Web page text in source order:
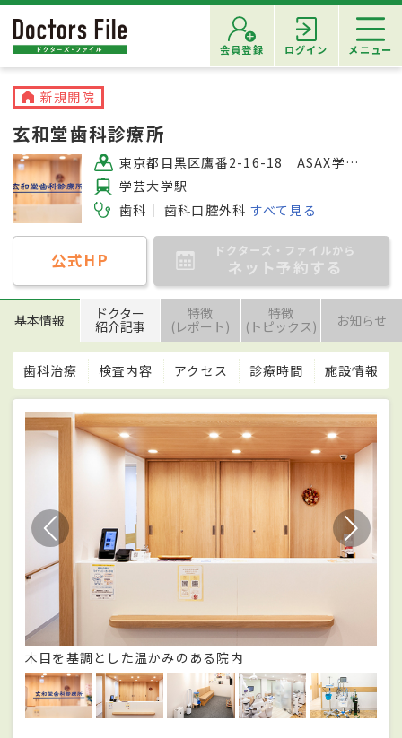
会員登録 ログイン メニュー
新規開院
玄和堂歯科診療所
東京都目黒区鷹番2-16-18 ASAX学芸大学ビル303号室
学芸大学駅
歯科
歯科口腔外科 すべて見る
公式HP ドクターズ・ファイルから
ネット予約する
基本情報 ドクター
紹介記事
特徴
(レポート)
特徴
(トピックス) お知らせ
歯科治療 検査内容 アクセス 診療時間 施設情報
木目を基調とした温かみのある院内